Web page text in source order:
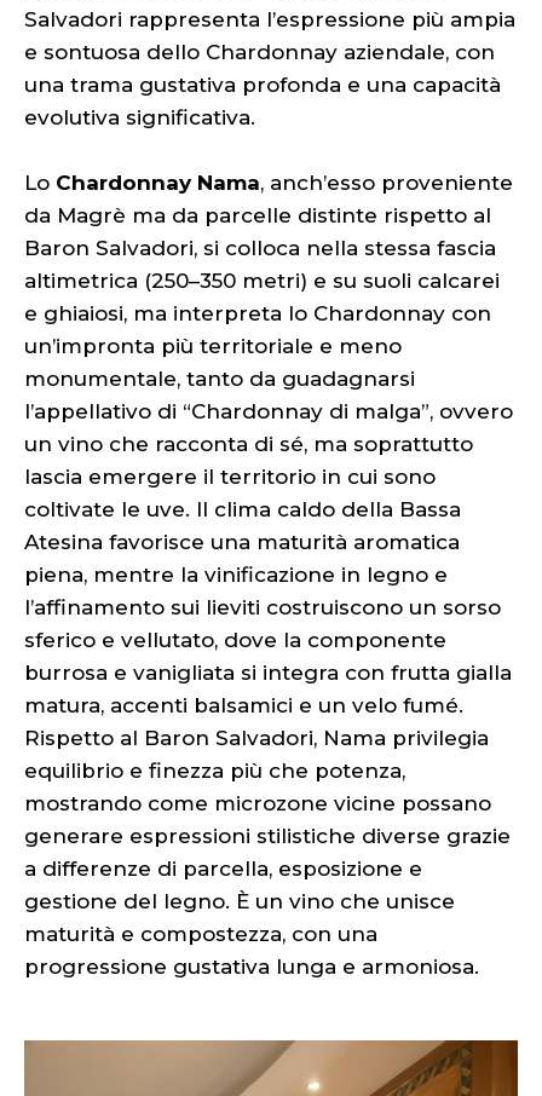
Salvadori rappresenta l’espressione più ampia
e sontuosa dello Chardonnay aziendale, con
una trama gustativa profonda e una capacità
evolutiva significativa.
Lo Chardonnay Nama, anch’esso proveniente
da Magrè ma da parcelle distinte rispetto al
Baron Salvadori, si colloca nella stessa fascia
altimetrica (250–350 metri) e su suoli calcarei
e ghiaiosi, ma interpreta lo Chardonnay con
un’impronta più territoriale e meno
monumentale, tanto da guadagnarsi
l’appellativo di “Chardonnay di malga”, ovvero
un vino che racconta di sé, ma soprattutto
lascia emergere il territorio in cui sono
coltivate le uve. Il clima caldo della Bassa
Atesina favorisce una maturità aromatica
piena, mentre la vinificazione in legno e
l’affinamento sui lieviti costruiscono un sorso
sferico e vellutato, dove la componente
burrosa e vanigliata si integra con frutta gialla
matura, accenti balsamici e un velo fumé.
Rispetto al Baron Salvadori, Nama privilegia
equilibrio e finezza più che potenza,
mostrando come microzone vicine possano
generare espressioni stilistiche diverse grazie
a differenze di parcella, esposizione e
gestione del legno. È un vino che unisce
maturità e compostezza, con una
progressione gustativa lunga e armoniosa.